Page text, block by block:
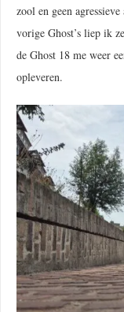
zool en geen
vorige Ghost’s liep ik
de Ghost 18 me weer
opleveren.